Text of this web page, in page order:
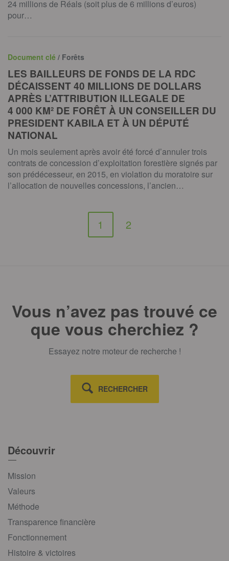
24 millions de Réals (soit plus de 6 millions d’euros)
pour…
Document clé / Forêts
LES BAILLEURS DE FONDS DE LA RDC
DÉCAISSENT 40 MILLIONS DE DOLLARS
APRÈS L’ATTRIBUTION ILLEGALE DE
4 000 KM² DE FORÊT À UN CONSEILLER DU
PRESIDENT KABILA ET À UN DÉPUTÉ
NATIONAL
Un mois seulement après avoir été forcé d’annuler trois
contrats de concession d’exploitation forestière signés par
son prédécesseur, en 2015, en violation du moratoire sur
l’allocation de nouvelles concessions, l’ancien…
1 2
Vous n’avez pas trouvé ce
que vous cherchiez ?
Essayez notre moteur de recherche !
RECHERCHER
Découvrir
Mission
Valeurs
Méthode
Transparence financière
Fonctionnement
Histoire & victoires